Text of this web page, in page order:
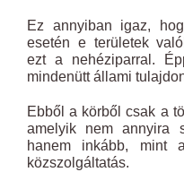
Ez annyiban igaz,
esetén e területek
ezt a nehéziparral.
mindenütt állami
Ebből a körből csak a
amelyik nem annyira
hanem inkább, mint
közszolgáltatás.